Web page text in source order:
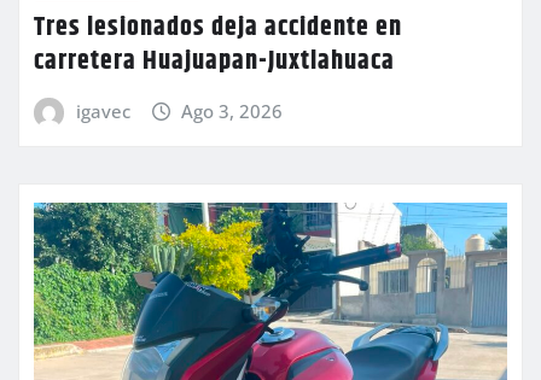
Tres lesionados deja accidente en
carretera Huajuapan-Juxtlahuaca
igavec Ago 3, 2026